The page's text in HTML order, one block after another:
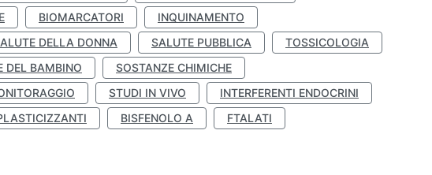
BIOMARCATORI
INQUINAMENTO
DELLA DONNA SALUTE PUBBLICA
TOSSICOLOGIA
DEL BAMBINO
SOSTANZE CHIMICHE
STUDI IN VIVO
INTERFERENTI ENDOCRINI
BISFENOLO A
FTALATI